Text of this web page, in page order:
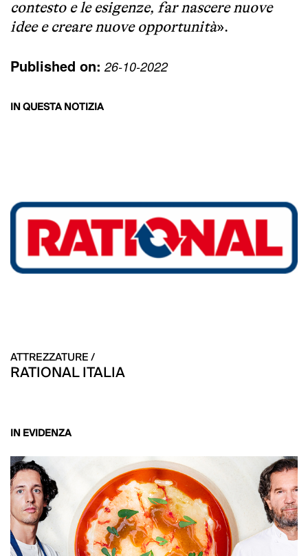
contesto e le esigenze, far nascere nuove
idee e creare nuove opportunità».
Published on: 26-10-2022
IN QUESTA NOTIZIA
ATTREZZATURE /
RATIONAL ITALIA
IN EVIDENZA